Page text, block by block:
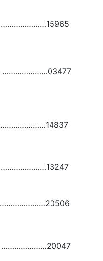
…………………15965
…………………03477
…………………14837
…………………13247
…………………20506
…………………20047